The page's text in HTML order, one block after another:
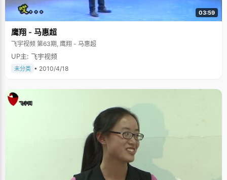
03:59
鹰翔 - 马惠超
飞宇视频 第63期, 鹰翔 - 马惠超
UP主: 飞宇视频
未分类 • 2010/4/18